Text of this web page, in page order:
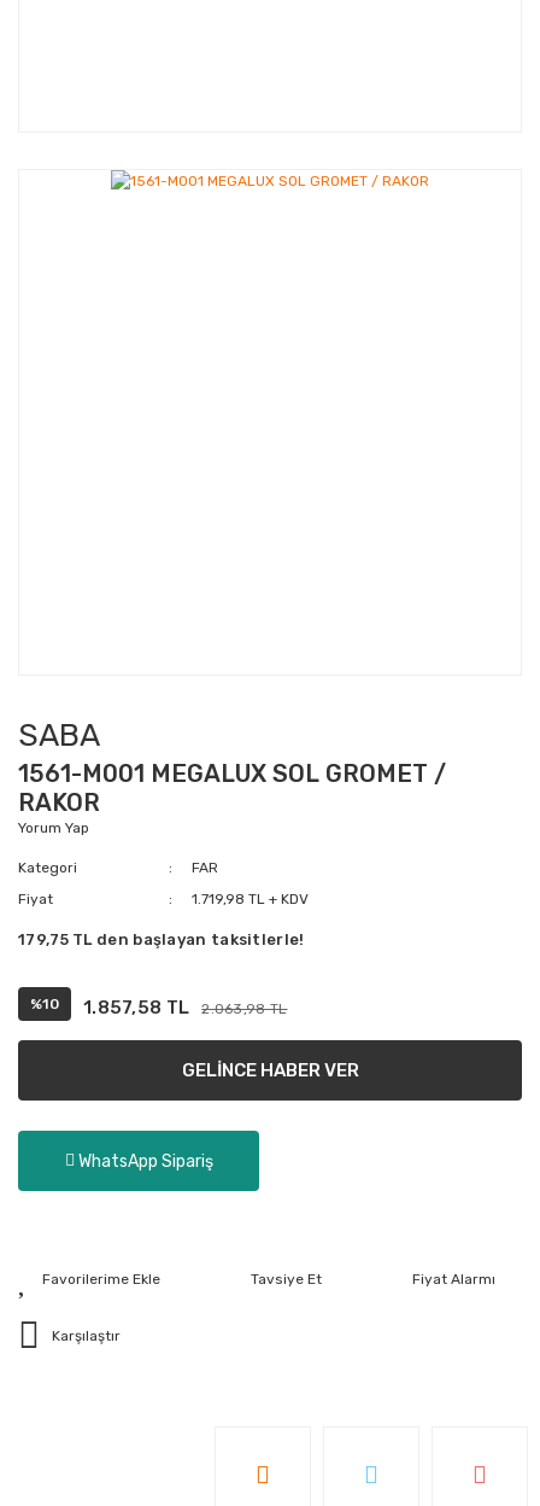
SABA
1561-M001 MEGALUX SOL GROMET /
RAKOR
Yorum Yap
Kategori
FAR
Fiyat
1.719,98 TL + KDV
179,75 TL den başlayan taksitlerle!
%10 1.857,58 TL 2.063,98 TL
GELİNCE HABER VER
WhatsApp Sipariş
Tavsiye Et Fiyat Alarmı
Karşılaştır